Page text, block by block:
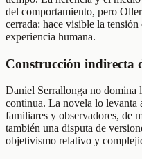
del comportamiento, pero
cerrada: hace visible la
experiencia humana.
Construcción indirecta
Daniel Serrallonga no domina
continua. La novela lo levanta
familiares y observadores, de
también una disputa de
objetivismo relativo y